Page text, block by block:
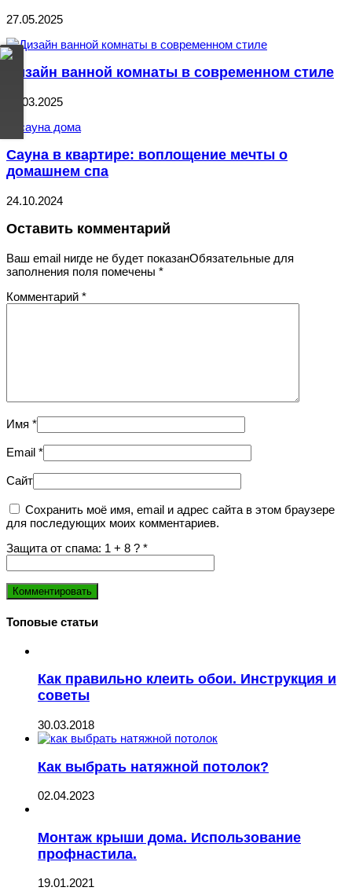
27.05.2025
Дизайн ванной комнаты в современном стиле
29.03.2025
Сауна в квартире: воплощение мечты о
домашнем спа
24.10.2024
Оставить комментарий
Ваш email нигде не будет показанОбязательные для
заполнения поля помечены *
Комментарий *
Имя *
Email *
Сайт
Сохранить моё имя, email и адрес сайта в этом браузере
для последующих моих комментариев.
Защита от спама: 1 + 8 ? *
Топовые статьи
Как правильно клеить обои. Инструкция и
советы
30.03.2018
Как выбрать натяжной потолок?
02.04.2023
Монтаж крыши дома. Использование
профнастила.
19.01.2021